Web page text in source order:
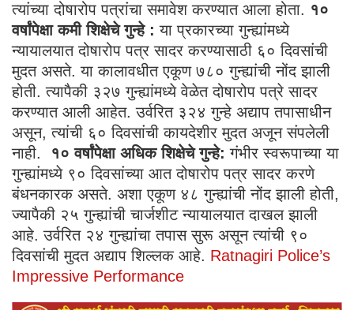
त्यांच्या दोषारोप पत्रांचा समावेश करण्यात आला होता. ​ १०
वर्षांपेक्षा कमी शिक्षेचे गुन्हे : या प्रकारच्या गुन्ह्यांमध्ये
न्यायालयात दोषारोप पत्र सादर करण्यासाठी ६० दिवसांची
मुदत असते. या कालावधीत एकूण ७८० गुन्ह्यांची नोंद झाली
होती. त्यापैकी ३२७ गुन्ह्यांमध्ये वेळेत दोषारोप पत्रे सादर
करण्यात आली आहेत. उर्वरित ३२४ गुन्हे अद्याप तपासाधीन
असून, त्यांची ६० दिवसांची कायदेशीर मुदत अजून संपलेली
नाही.
​ १० वर्षांपेक्षा अधिक शिक्षेचे गुन्हे: गंभीर स्वरूपाच्या या
गुन्ह्यांमध्ये ९० दिवसांच्या आत दोषारोप पत्र सादर करणे
बंधनकारक असते. अशा एकूण ४८ गुन्ह्यांची नोंद झाली होती,
ज्यापैकी २५ गुन्ह्यांची चार्जशीट न्यायालयात दाखल झाली
आहे. उर्वरित २४ गुन्ह्यांचा तपास सुरू असून त्यांची ९०
दिवसांची मुदत अद्याप शिल्लक आहे. Ratnagiri Police’s
Impressive Performance